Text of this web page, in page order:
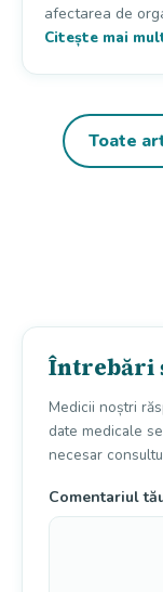
afectarea de
Citește mai
Toate
Întrebări
Medicii noștri
date medicale
necesar
Comentariul